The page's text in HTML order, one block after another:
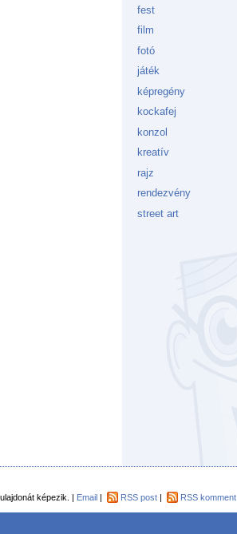
fest
film
fotó
játék
képregény
kockafej
konzol
kreatív
rajz
rendezvény
street art
képezik. | Email RSS post RSS komment